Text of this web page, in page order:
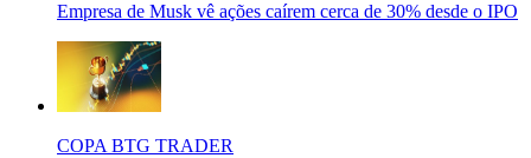
Empresa de Musk vê ações caírem cerca de 30% desde o IPO
COPA BTG TRADER